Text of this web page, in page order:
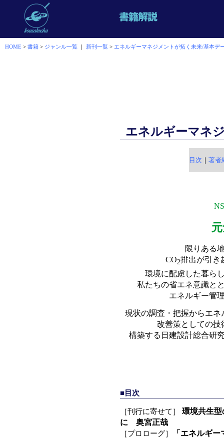
HOME > 書籍 > ジャンル一覧 ｜ 新刊一覧 > エネルギーマネジメントが拓く未来/基本デ
エネルギーマネ
目次 ｜ 著者
限りある
CO2排出が引き
環境に配慮した暮ら
私たちの省エネ意識と
エネルギー管
現状の調査・把握からエ
改善策としての技
構築する日建設計総合研
■目次
［刊行に寄せて］ 環境共生
に 奥宮正哉
［プロローグ］ 「エネルギ